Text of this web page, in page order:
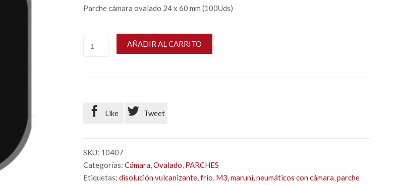
Parche cámara ovalado 24 x 60 mm (100Uds)
AÑADIR AL CARRITO
 Like  Tweet
SKU: 10407
Categorías:Cámara,Ovalado, PARCHES
Etiquetas:disolución vulcanizante,frío, M3,maruni,neumáticos con cámara,parche